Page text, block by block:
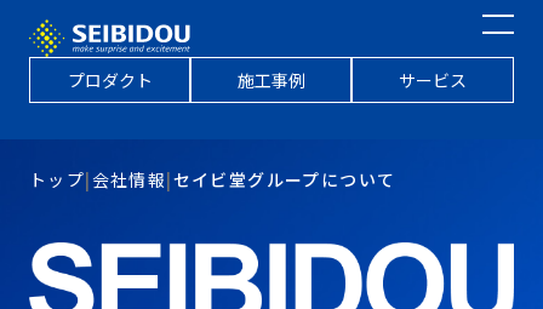
プロダクト 施工事例 サービス
トップ| 会社情報|セイビ堂グループについて